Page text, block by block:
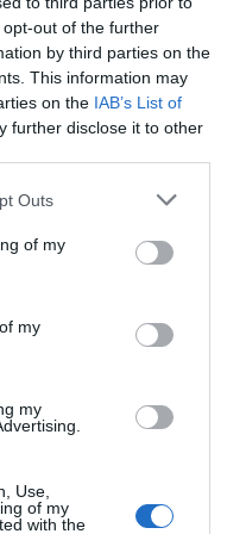
out of the further
by third parties on the
This information may
on the IAB’s List of
further disclose it to other
Outs
of my
my
my
Use,
of my
with the
dos anys són
que persisteixen
la feblesa de la
les condicions
i
com França.
generant
moderat que en
preveu uns
entre aquest any i el